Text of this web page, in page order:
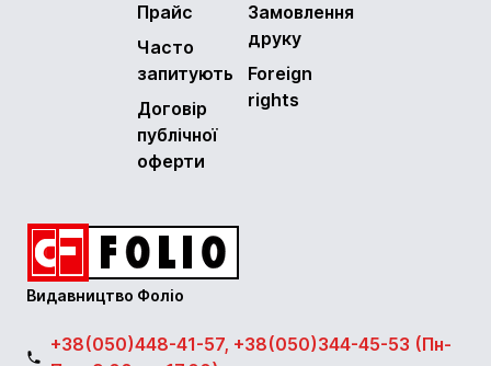
Прайс
Часто
запитують
Договір
публічної
оферти
Замовлення
друку
Foreign
rights
Видавництво Фоліо
+38(050)448-41-57, +38(050)344-45-53 (Пн-